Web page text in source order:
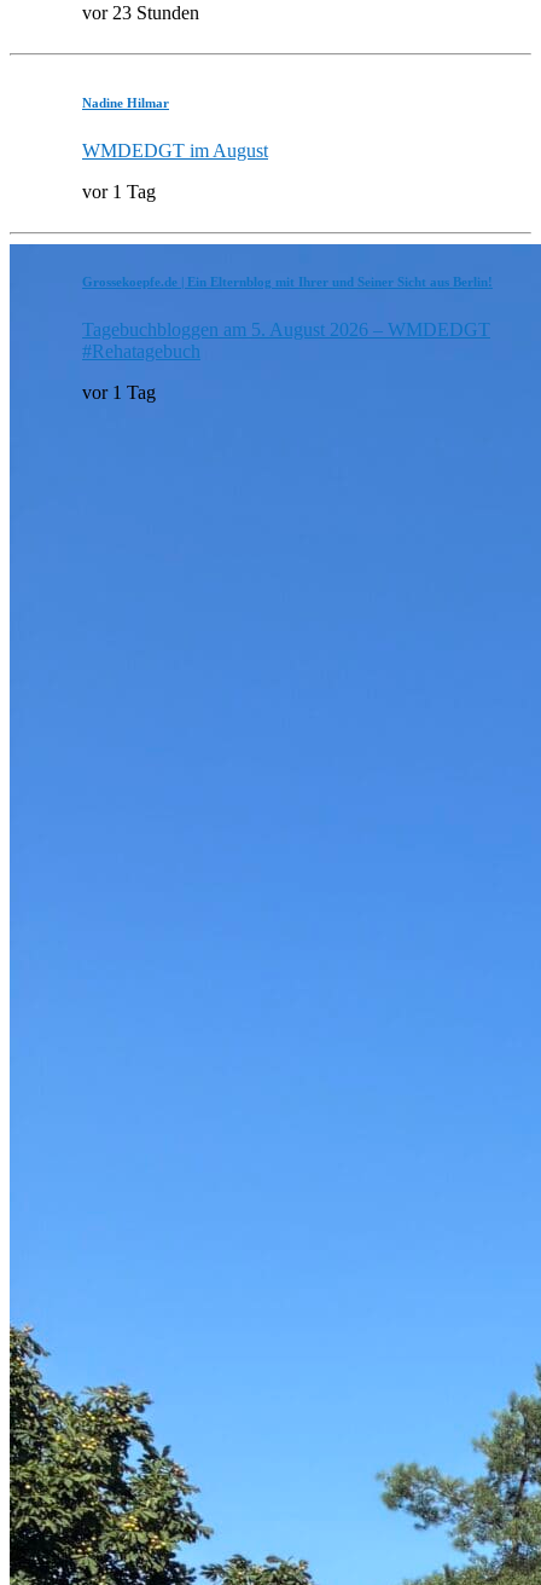
vor 23 Stunden
Nadine Hilmar
WMDEDGT im August
vor 1 Tag
Grossekoepfe.de | Ein Elternblog mit Ihrer und Seiner Sicht aus Berlin!
Tagebuchbloggen am 5. August 2026 – WMDEDGT
#Rehatagebuch
vor 1 Tag